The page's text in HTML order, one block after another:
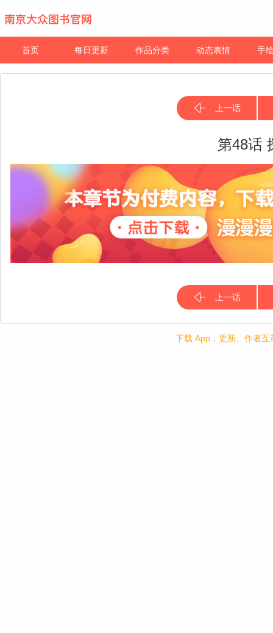
首页 每日更新 作品分类 动态表情 手
上一话
第48话
上一话
下载 App，更新、作者